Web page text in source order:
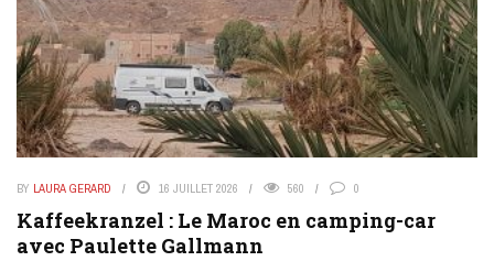
BY LAURA GERARD 16 JUILLET 2026 560 0
Kaffeekranzel : Le Maroc en camping-car
avec Paulette Gallmann